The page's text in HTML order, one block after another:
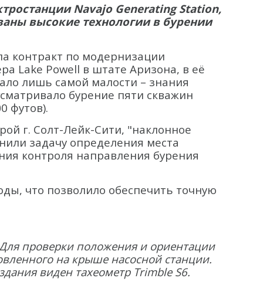
Navajo Generating Station,
высокие технологии в бурении
контракт по модернизации
Lake Powell в штате Аризона, в её
лишь самой малости – знания
бурение пяти скважин
футов).
г. Солт-Лейк-Сити, "наклонное
задачу определения места
контроля направления бурения
что позволило обеспечить точную
проверки положения и ориентации
на крыше насосной станции.
виден тахеометр Trimble S6.